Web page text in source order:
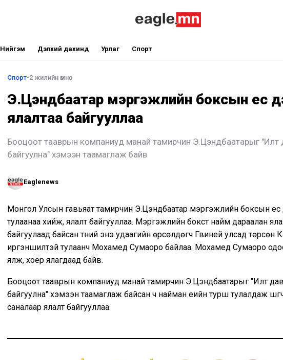
Нийгэм Дэлхий дахинд Урлаг Спорт
Спорт•2 жилийн өмнө
Э.Цэндбаатар мэргэжлийн боксын ес
ялалтаа байгууллаа
Бооцоот тааврын компаниуд манай тамирчин Э.Цэндбаатарыг "Илт
байгуулна" хэмээн таамаглаж байв
Eaglenews
Монгол Улсын гавьяат тамирчин Э.Цэндбаатар мэргэжлийн боксын ес
тулаанаа хийж, ялалт байгууллаа. Мэргэжлийн бокст найм дараалан
байгуулаад байсан түүний энэ удаагийн өрсөлдөгч Гвиней улсад төрсөн
иргэншилтэй тулаанч Мохамед Сумаоро байлаа. Мохамед Сумаоро
ялж, хоёр ялагдаад байв.
Бооцоот тааврын компаниуд манай тамирчин Э.Цэндбаатарыг "Илт
байгуулна" хэмээн таамаглаж байсан ч найман үеийн турш тулалдаж
саналаар ялалт байгууллаа.